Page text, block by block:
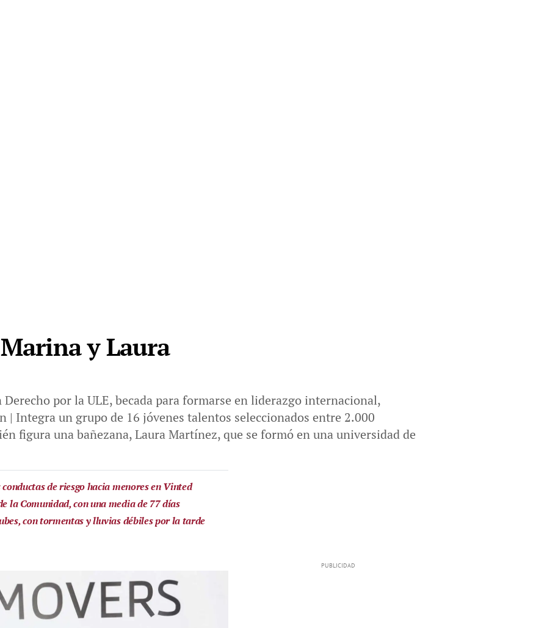
y Laura
por la ULE, becada para formarse en liderazgo internacional,
Integra un grupo de 16 jóvenes talentos seleccionados entre 2.000
figura una bañezana, Laura Martínez, que se formó en una universidad de
de riesgo hacia menores en Vinted
la Comunidad, con una media de 77 días
con tormentas y lluvias débiles por la tarde